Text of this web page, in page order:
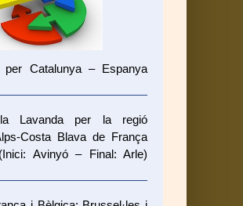
per Catalunya – Espanya
Lavanda per la regió
Costa Blava de França
Avinyó – Final: Arle)